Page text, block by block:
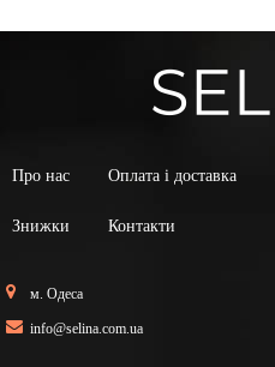
Про нас Оплата і доставка
Знижки Контакти
м. Одеса
info@selina.com.ua